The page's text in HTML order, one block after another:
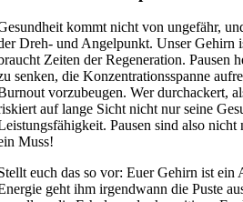
kommt nicht von ungefähr,
Dreh- und Angelpunkt. Unser Gehirn
Zeiten der Regeneration. Pausen
senken, die Konzentrationsspanne
vorzubeugen. Wer durchackert,
auf lange Sicht nicht nur seine
Pausen sind also nicht
Muss!
euch das so vor: Euer Gehirn ist
geht ihm irgendwann die Puste